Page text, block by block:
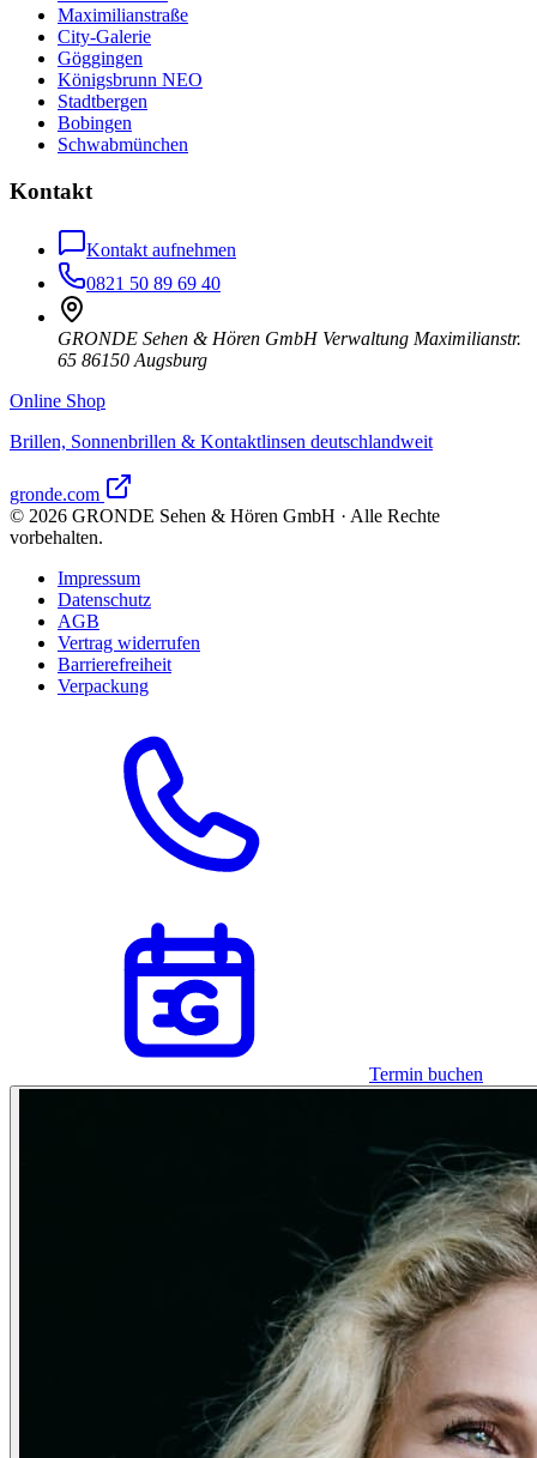
Maximilianstraße
City-Galerie
Göggingen
Königsbrunn NEO
Stadtbergen
Bobingen
Schwabmünchen
Kontakt
Kontakt aufnehmen
0821 50 89 69 40
GRONDE Sehen & Hören GmbH Verwaltung Maximilianstr.
65 86150 Augsburg
Online Shop
Brillen, Sonnenbrillen & Kontaktlinsen deutschlandweit
gronde.com
© 2026 GRONDE Sehen & Hören GmbH · Alle Rechte
vorbehalten.
Impressum
Datenschutz
AGB
Vertrag widerrufen
Barrierefreiheit
Verpackung
Termin buchen